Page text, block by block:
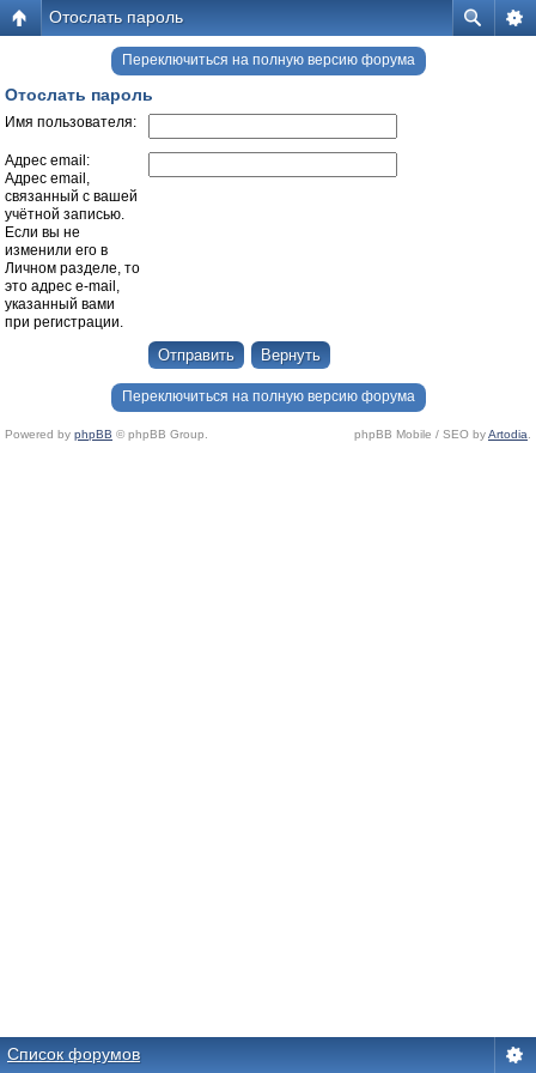
Отослать пароль
Переключиться на полную версию форума
Отослать пароль
Имя пользователя:
Адрес email:
Адрес email,
связанный с вашей
учётной записью.
Если вы не
изменили его в
Личном разделе, то
это адрес e-mail,
указанный вами
при регистрации.
Переключиться на полную версию форума
Powered by phpBB © phpBB Group. phpBB Mobile / SEO byArtodia
Список форумов